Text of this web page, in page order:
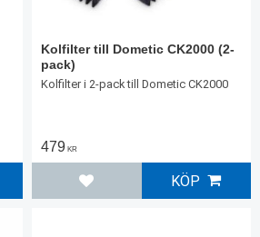
Kolfilter till Dometic CK2000 (2-
pack)
Kolfilter i 2-pack till Dometic CK2000
479 KR
Lägg till i favoriter
KÖP